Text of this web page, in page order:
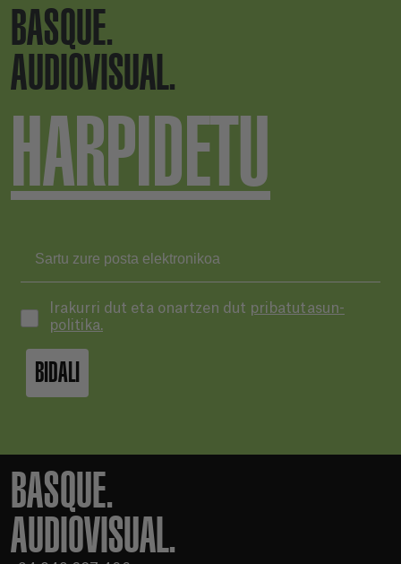
BASQUE.
AUDIOVISUAL.
HARPIDETU
Irakurri dut eta onartzen dut pribatutasun-
politika.
BIDALI
BASQUE.
AUDIOVISUAL.